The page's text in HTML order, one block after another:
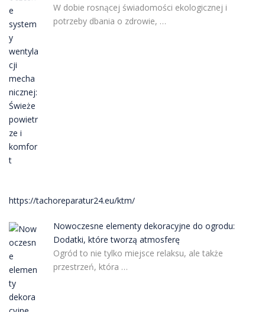
W dobie rosnącej świadomości ekologicznej i
potrzeby dbania o zdrowie, …
https://tachoreparatur24.eu/ktm/
Nowoczesne elementy dekoracyjne do ogrodu:
Dodatki, które tworzą atmosferę
Ogród to nie tylko miejsce relaksu, ale także
przestrzeń, która …